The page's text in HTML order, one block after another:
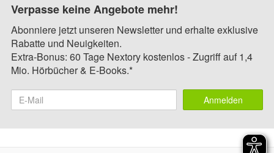
Verpasse keine Angebote mehr!
Abonniere jetzt unseren Newsletter und erhalte exklusive
Rabatte und Neuigkeiten.
Extra-Bonus: 60 Tage Nextory kostenlos - Zugriff auf 1,4
Mio. Hörbücher & E-Books.*
Anmelden